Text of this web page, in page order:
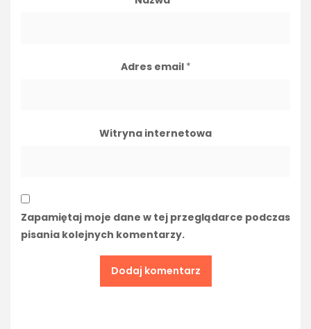
Adres email *
Witryna internetowa
Zapamiętaj moje dane w tej przeglądarce podczas
pisania kolejnych komentarzy.